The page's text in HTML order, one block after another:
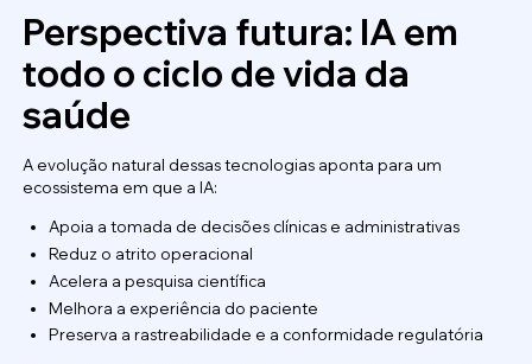
Perspectiva futura: IA em
todo o ciclo de vida da
saúde
A evolução natural dessas tecnologias aponta para um
ecossistema em que a IA:
Apoia a tomada de decisões clínicas e administrativas
Reduz o atrito operacional
Acelera a pesquisa científica
Melhora a experiência do paciente
Preserva a rastreabilidade e a conformidade regulatória